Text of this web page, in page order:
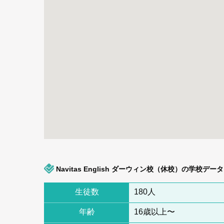
Navitas English ダーウィン校（休校）の学校データ
生徒数 180人
年齢 16歳以上〜